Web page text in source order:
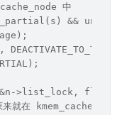
中
&&
>list_lock,
来就在